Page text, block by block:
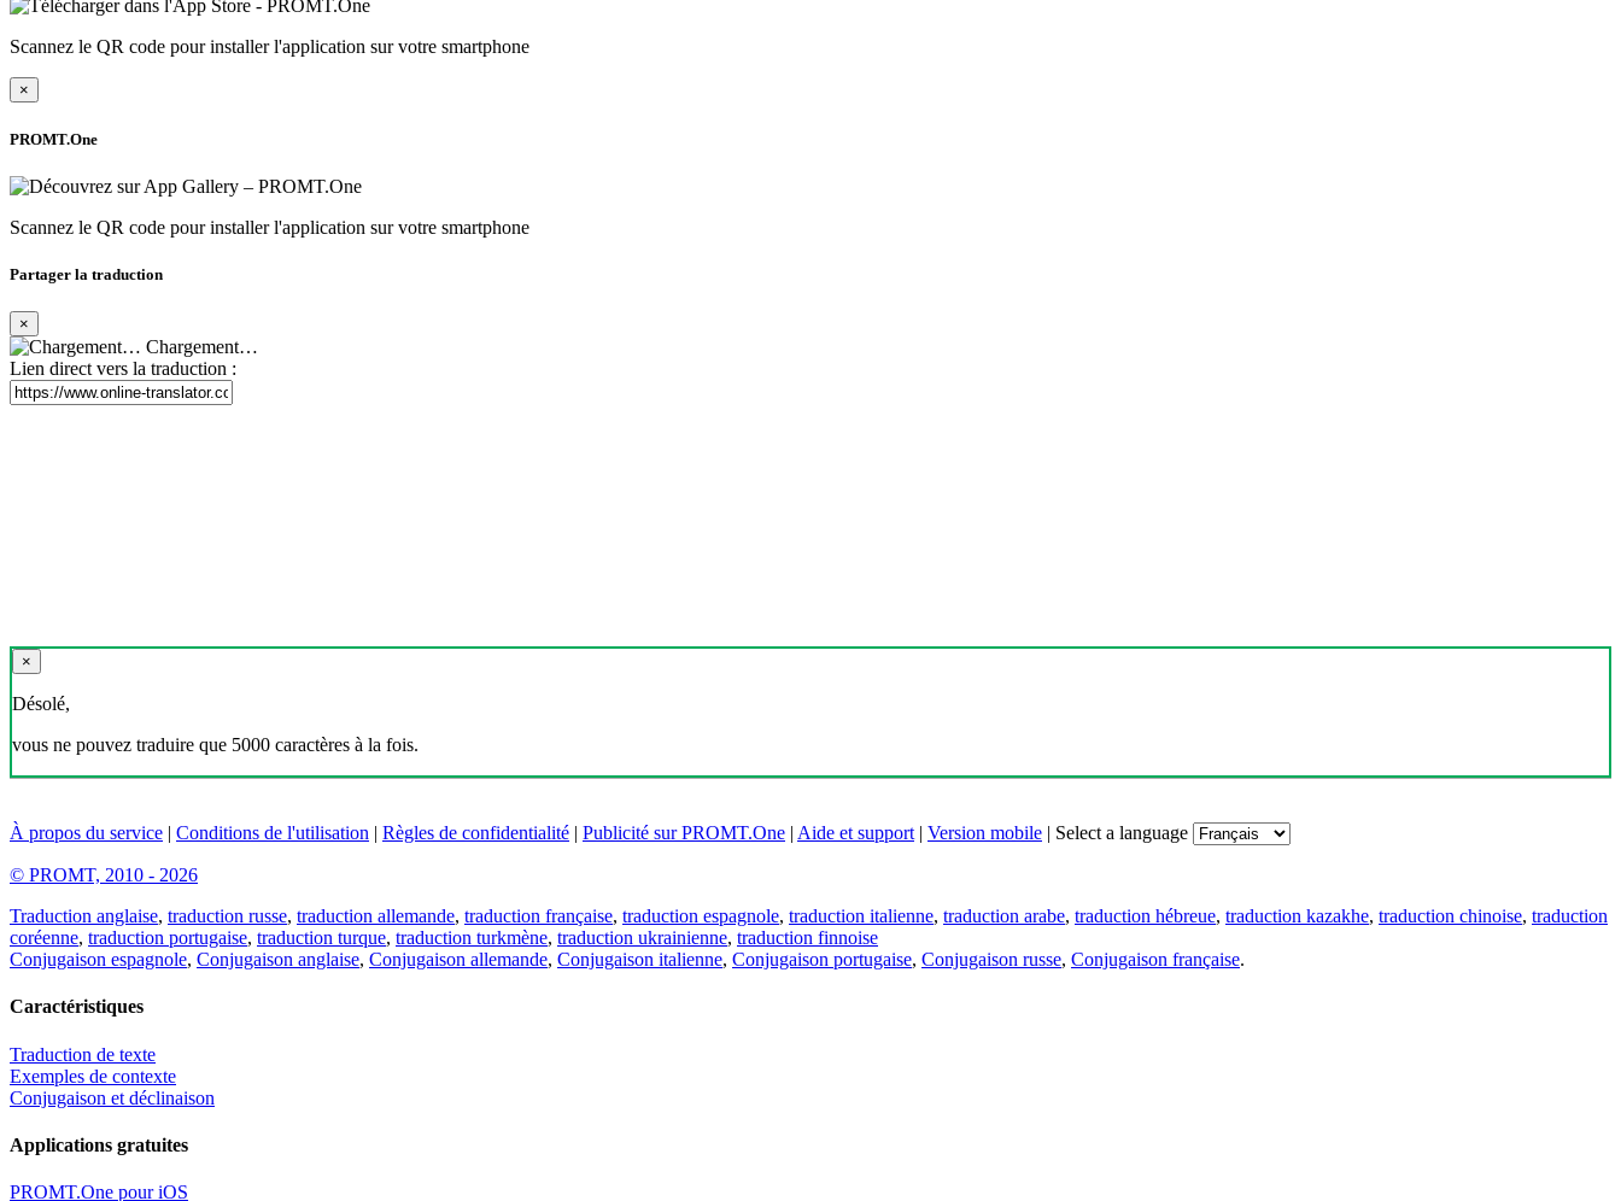
Scannez le QR code pour installer l'application sur votre smartphone
×
PROMT.One
Scannez le QR code pour installer l'application sur votre smartphone
Partager la traduction
×
Chargement…
Lien direct vers la traduction :
×
Désolé,
vous ne pouvez traduire que 5000 caractères à la fois.
À propos du service | Conditions de l'utilisation | Règles de confidentialité | Publicité sur PROMT.One | Aide et support | Version mobile | Select a language
© PROMT, 2010 - 2026
Traduction anglaise, traduction russe, traduction allemande, traduction française, traduction espagnole, traduction italienne, traduction arabe, traduction hébreue, traduction kazakhe, traduction chinoise, traduction
coréenne, traduction portugaise, traduction turque, traduction turkmène, traduction ukrainienne, traduction finnoise
Conjugaison espagnole, Conjugaison anglaise, Conjugaison allemande, Conjugaison italienne, Conjugaison portugaise, Conjugaison russe, Conjugaison française.
Caractéristiques
Traduction de texte
Exemples de contexte
Conjugaison et déclinaison
Applications gratuites
PROMT.One pour iOS